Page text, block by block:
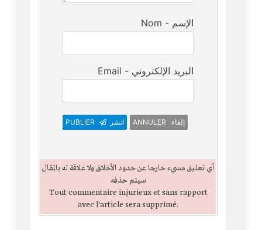
Nom - الإسم
Email - البريد الإلكتروني
PUBLIER انشر ANNULER إلغاء
أي تعليق مسيء خارجا عن حدود الأخلاق ولا علاقة له بالمقال
سيتم حذفه
Tout commentaire injurieux et sans rapport
avec l'article sera supprimé.